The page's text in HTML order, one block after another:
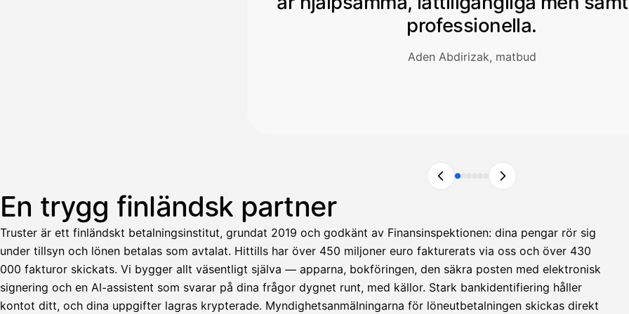
professionella.
Aden Abdirizak, matbud
En trygg finländsk partner
Truster är ett finländskt betalningsinstitut, grundat 2019 och godkänt av Finansinspektionen: dina pengar rör sig
under tillsyn och lönen betalas som avtalat. Hittills har över 450 miljoner euro fakturerats via oss och över 430
000 fakturor skickats. Vi bygger allt väsentligt själva — apparna, bokföringen, den säkra posten med elektronisk
signering och en AI-assistent som svarar på dina frågor dygnet runt, med källor. Stark bankidentifiering håller
kontot ditt, och dina uppgifter lagras krypterade. Myndighetsanmälningarna för löneutbetalningen skickas direkt